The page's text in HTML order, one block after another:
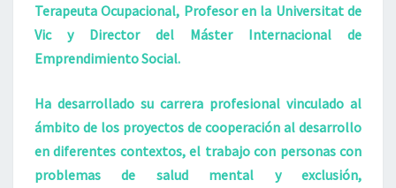
Terapeuta Ocupacional, Profesor en la Universitat de
Vic y Director del Máster Internacional de
Emprendimiento Social.
Ha desarrollado su carrera profesional vinculado al
ámbito de los proyectos de cooperación al desarrollo
en diferentes contextos, el trabajo con personas con
problemas de salud mental y exclusión,